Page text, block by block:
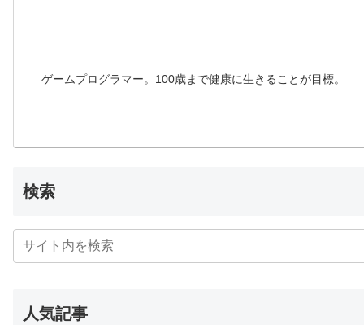
ゲームプログラマー。100歳まで健康に生きることが目標。
検索
人気記事